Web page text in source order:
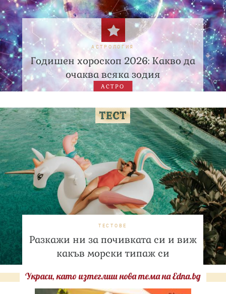
АСТРОЛОГИЯ
Годишен хороскоп 2026: Какво да
очаква всяка зодия
АСТРО
ТЕСТОВЕ
Разкажи ни за почивката си и виж
какъв морски типаж си
Украси, като изтеглиш нова тема на Edna.bg